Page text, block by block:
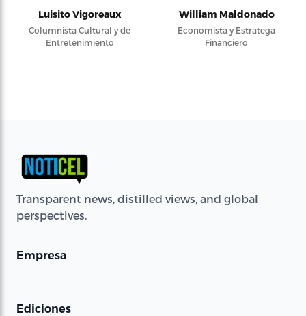
Luisito Vigoreaux
Columnista Cultural y de
Entretenimiento
William Maldonado
Economista y Estratega
Financiero
Transparent news, distilled views, and global
perspectives.
Empresa
Ediciones